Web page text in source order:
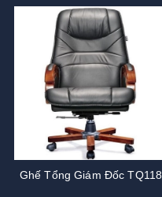
Ghế Tổng Giám Đốc TQ118